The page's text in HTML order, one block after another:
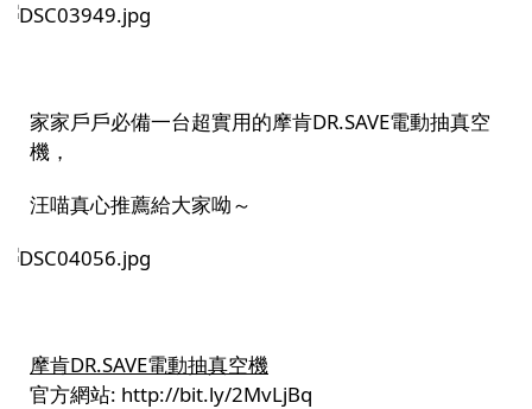
家家戶戶必備一台超實用的摩肯DR.SAVE電動抽真空
機，
汪喵真心推薦給大家呦～
摩肯DR.SAVE電動抽真空機
官方網站: http://bit.ly/2MvLjBq